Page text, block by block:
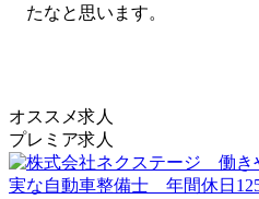
たなと思います。
オススメ求人
プレミア求人